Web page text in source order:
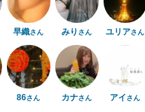
早織さん みり さん ユリアさん
86さん カナさん アイさん